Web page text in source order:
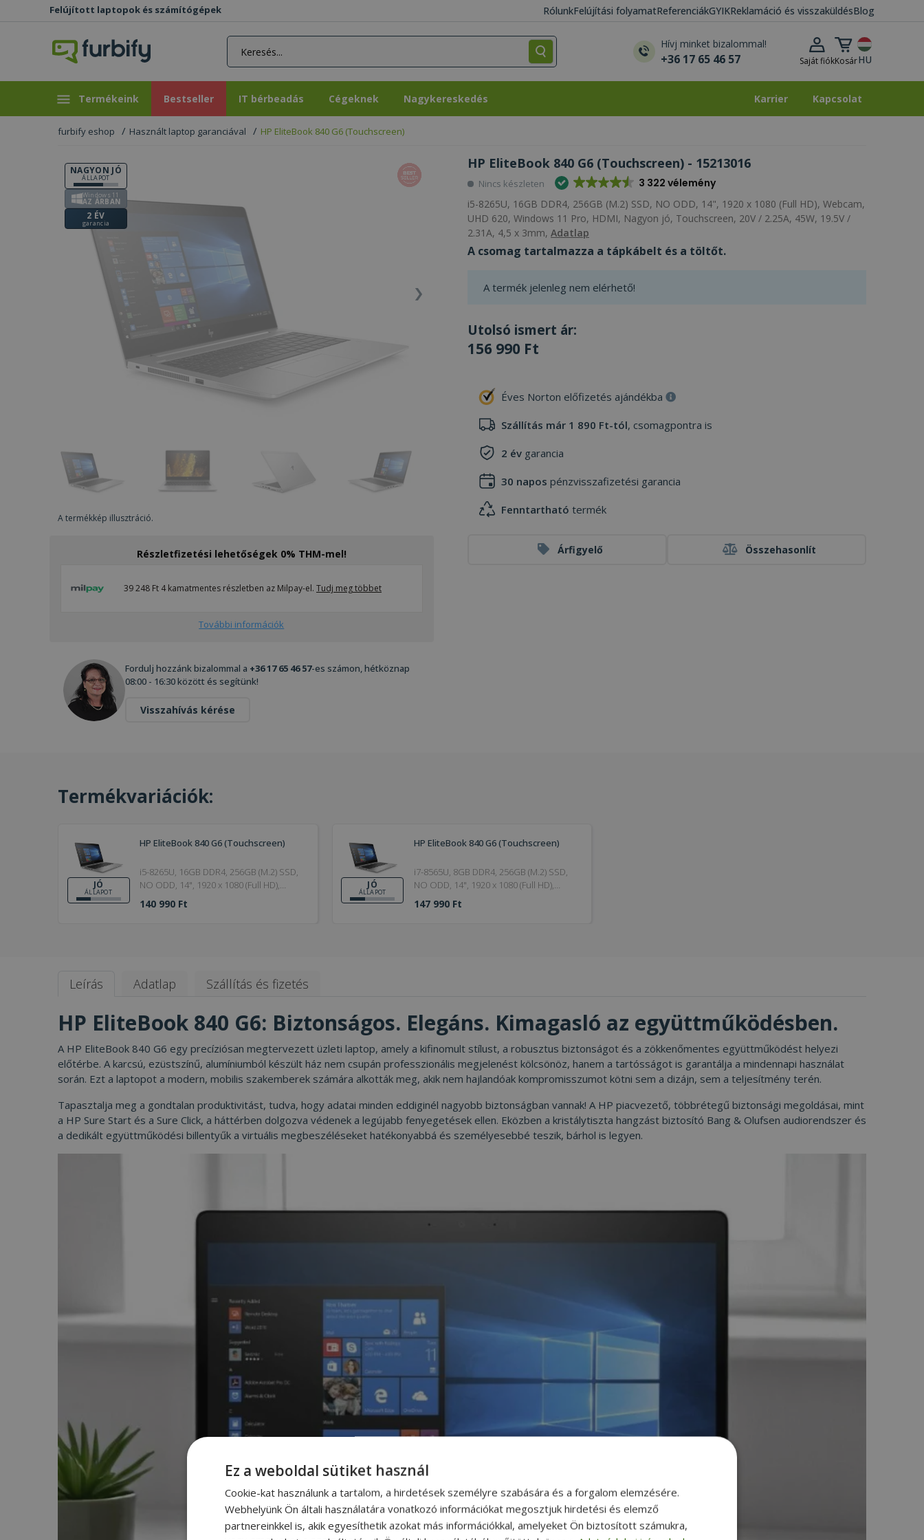
Felújított laptopok és számítógépek RólunkFelújítási folyamatReferenciákGYIKReklamáció és visszaküldésBlog
Hívj minket bizalommal!
+36 17 65 46 57 Saját fiók
Kosár lenyitása
KosárHU
Termékeink Bestseller
Bestseller IT bérbeadás
IT bérbeadás Cégeknek
Cégeknek Nagykereskedés
Nagykereskedés Karrier
Karrier Kapcsolat
Kapcsolat
furbify eshop Használt laptop garanciával HP EliteBook 840 G6 (Touchscreen)
NAGYON JÓ
ÁLLAPOT
Windows 11
AZ ÁRBAN
2 ÉV
garancia
A termékkép illusztráció.
HP EliteBook 840 G6 (Touchscreen) - 15213016
Nincs készleten 3 322 vélemény
i5-8265U, 16GB DDR4, 256GB (M.2) SSD, NO ODD, 14", 1920 x 1080 (Full HD), Webcam,
UHD 620, Windows 11 Pro, HDMI, Nagyon jó, Touchscreen, 20V / 2.25A, 45W, 19.5V /
2.31A, 4,5 x 3mm, Adatlap
A csomag tartalmazza a tápkábelt és a töltőt.
A termék jelenleg nem elérhető!
Utolsó ismert ár:
156 990 Ft
Éves Norton előfizetés ajándékba
Szállítás már 1 890 Ft-tól, csomagpontra is
2 év garancia
30 napos pénzvisszafizetési garancia
Fenntartható termék
Árfigyelő Összehasonlít
Részletfizetési lehetőségek 0% THM-mel!
39 248 Ft 4 kamatmentes részletben az Milpay-el. Tudj meg többet
További információk
Fordulj hozzánk bizalommal a +36 17 65 46 57-es számon, hétköznap
08:00 - 16:30 között és segítünk!
Visszahívás kérése
Termékvariációk:
JÓ
ÁLLAPOT
HP EliteBook 840 G6 (Touchscreen)
i5-8265U, 16GB DDR4, 256GB (M.2) SSD,
NO ODD, 14", 1920 x 1080 (Full HD),
Webcam, UHD 620, Windows 11 Pro,
HDMI, Bronze, Touchscreen, 20V /
140 990 Ft
JÓ
ÁLLAPOT
HP EliteBook 840 G6 (Touchscreen)
i7-8565U, 8GB DDR4, 256GB (M.2) SSD,
NO ODD, 14", 1920 x 1080 (Full HD),
Webcam, UHD 620, Windows 11 Pro,
HDMI, Bronze, Touchscreen, 20V /
147 990 Ft
Leírás Adatlap Szállítás és fizetés
HP EliteBook 840 G6: Biztonságos. Elegáns. Kimagasló az együttműködésben.
A HP EliteBook 840 G6 egy precíziósan megtervezett üzleti laptop, amely a kifinomult stílust, a robusztus biztonságot és a zökkenőmentes együttműködést helyezi
előtérbe. A karcsú, ezüstszínű, alumíniumból készült ház nem csupán professzionális megjelenést kölcsönöz, hanem a tartósságot is garantálja a mindennapi használat
során. Ezt a laptopot a modern, mobilis szakemberek számára alkották meg, akik nem hajlandóak kompromisszumot kötni sem a dizájn, sem a teljesítmény terén.
Tapasztalja meg a gondtalan produktivitást, tudva, hogy adatai minden eddiginél nagyobb biztonságban vannak! A HP piacvezető, többrétegű biztonsági megoldásai, mint
a HP Sure Start és a Sure Click, a háttérben dolgozva védenek a legújabb fenyegetések ellen. Eközben a kristálytiszta hangzást biztosító Bang & Olufsen audiorendszer és
a dedikált együttműködési billentyűk a virtuális megbeszéléseket hatékonyabbá és személyesebbé teszik, bárhol is legyen.
Ez a weboldal sütiket használ
Cookie-kat használunk a tartalom, a hirdetések személyre szabására és a forgalom elemzésére.
Webhelyünk Ön általi használatára vonatkozó információkat megosztjuk hirdetési és elemző
partnereinkkel is, akik egyesíthetik azokat más információkkal, amelyeket Ön biztosított számukra,